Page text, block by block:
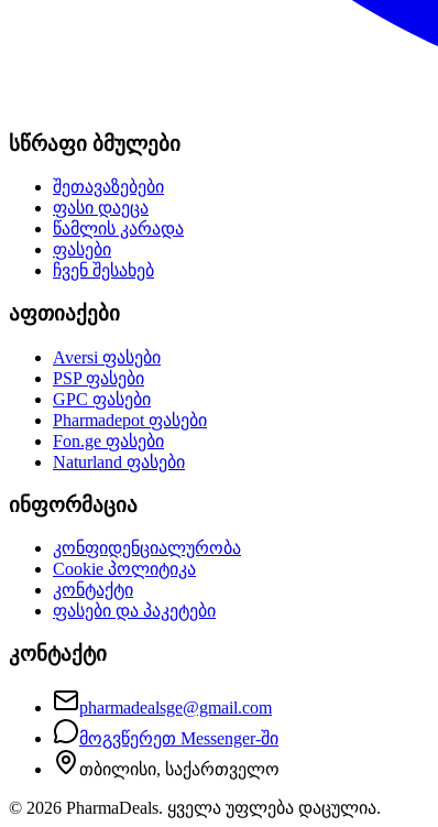
სწრაფი ბმულები
შეთავაზებები
ფასი დაეცა
წამლის კარადა
ფასები
ჩვენ შესახებ
აფთიაქები
Aversi ფასები
PSPფასები
GPC ფასები
Pharmadepot ფასები
Fon.ge ფასები
Naturland ფასები
ინფორმაცია
კონფიდენციალურობა
Cookie პოლიტიკა
კონტაქტი
ფასები და პაკეტები
კონტაქტი
pharmadealsge@gmail.com
მოგვწერეთ Messenger-ში
თბილისი, საქართველო
© 2026 PharmaDeals. ყველა უფლება დაცულია.